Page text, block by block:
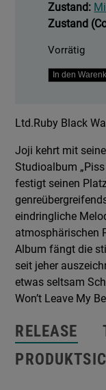
Zustand:
Zustand
Vorrätig
Piss
Wind
Ltd.Ruby
Black
Wave
Vinyl
Menge
In den
Ltd.Ruby Black
Joji kehrt mit
Studioalbum
festigt seinen
eindringliche
atmosphärischen
Album fängt die
seit jeher
etwas seltsam
Won’t Leave My
RELEASE